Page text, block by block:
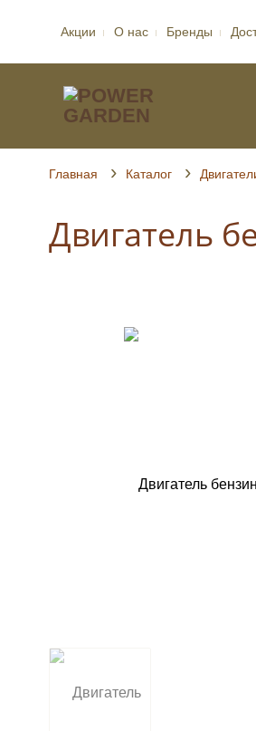
Акции О нас Бренды
Главная Каталог
Двигатель